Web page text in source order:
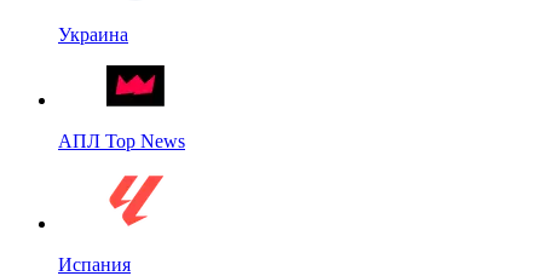
Украина
АПЛ Top News
Испания